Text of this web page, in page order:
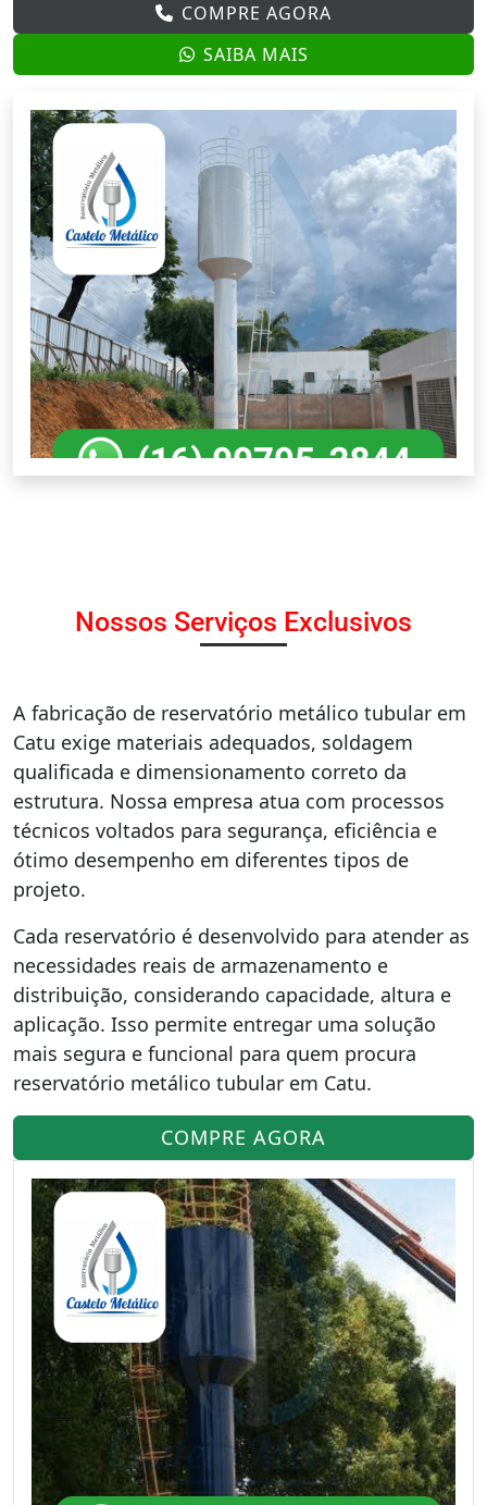
COMPRE AGORA
SAIBA MAIS
Nossos Serviços Exclusivos
A fabricação de reservatório metálico tubular em
Catu exige materiais adequados, soldagem
qualificada e dimensionamento correto da
estrutura. Nossa empresa atua com processos
técnicos voltados para segurança, eficiência e
ótimo desempenho em diferentes tipos de
projeto.
Cada reservatório é desenvolvido para atender as
necessidades reais de armazenamento e
distribuição, considerando capacidade, altura e
aplicação. Isso permite entregar uma solução
mais segura e funcional para quem procura
reservatório metálico tubular em Catu.
COMPRE AGORA